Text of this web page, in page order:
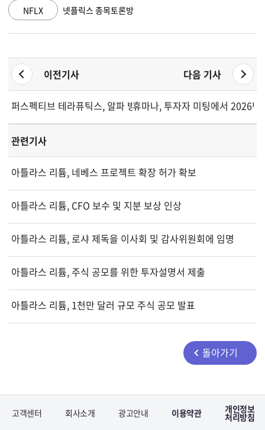
GOOGL
이전기사 다음 기사
퍼스펙티브 테라퓨틱스, 알파 방사성의약품 파이프라인 진전 강
휴마나, 투자자 미팅에서 2026년
관련기사
아틀라스 리튬, 네베스 프로젝트 확장 허가 확보
아틀라스 리튬, CFO 보수 및 지분 보상 인상
아틀라스 리튬, 로샤 제독을 이사회 및 감사위원회에 임명
아틀라스 리튬, 주식 공모를 위한 투자설명서 제출
아틀라스 리튬, 1천만 달러 규모 주식 공모 발표
돌아가기
고객센터 회사소개 광고안내 이용약관 개인정보
처리방침